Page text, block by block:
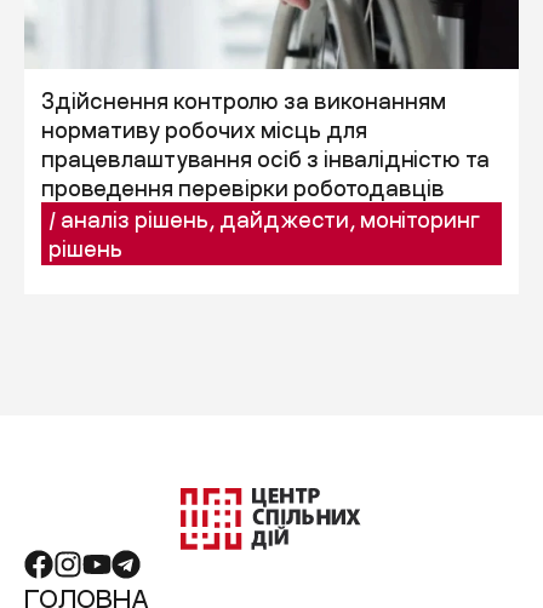
Здійснення контролю за виконанням
нормативу робочих місць для
працевлаштування осіб з інвалідністю та
проведення перевірки роботодавців
/ аналіз рішень, дайджести, моніторинг
рішень
ГОЛОВНА